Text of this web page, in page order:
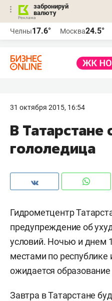
забронируй
валюту
Челны17.6° Москва24.5°
31 октября 2015, 16:54
В Татарстане
гололедица
Гидрометцентр
предупреждение об
условий. Ночью и днем
местами по республике
ожидается
Завтра в Татарстане